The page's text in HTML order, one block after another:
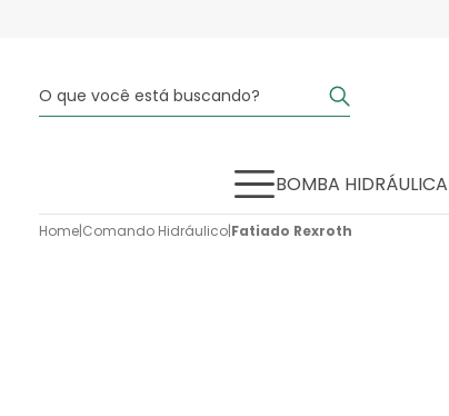
BOMBA HIDRÁULICA
Home|Comando Hidráulico|Fatiado Rexroth